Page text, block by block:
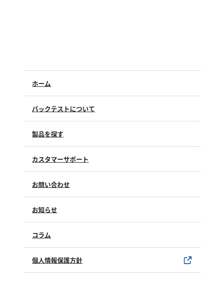
ホーム
パックテストについて
製品を探す
カスタマーサポート
製品のご購入について
SDSについて
水銀使用製品について
該非判定書について
お問い合わせ
試薬サンプル
製品カタログ
お知らせ
コラム
個人情報保護方針
グルタミン酸
吸光度
濁度|色度
溶存酸素